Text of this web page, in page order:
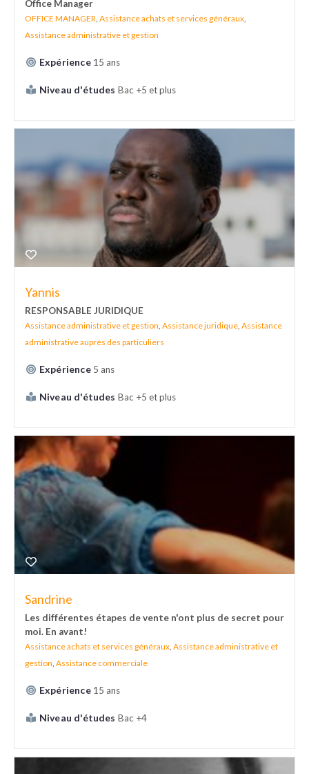
Office Manager
OFFICE MANAGER, Assistance achats et services généraux,
Assistance administrative et gestion
Expérience 15 ans
Niveau d'études Bac +5 et plus
Yannis
RESPONSABLE JURIDIQUE
Assistance administrative et gestion, Assistance juridique, Assistance
administrative auprès des particuliers
Expérience 5 ans
Niveau d'études Bac +5 et plus
Sandrine
Les différentes étapes de vente n'ont plus de secret pour
moi. En avant!
Assistance achats et services généraux, Assistance administrative et
gestion, Assistance commerciale
Expérience 15 ans
Niveau d'études Bac +4